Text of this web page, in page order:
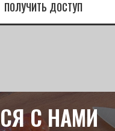
ПОЛУЧИТЬ ДОСТУП
С НАМИ